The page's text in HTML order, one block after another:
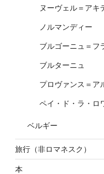
ヌーヴェル＝アキ
ノルマンディー
ブルゴーニュ＝フ
ブルターニュ
プロヴァンス＝ア
ペイ・ド・ラ・ロ
ベルギー
旅行（非ロマネスク）
本